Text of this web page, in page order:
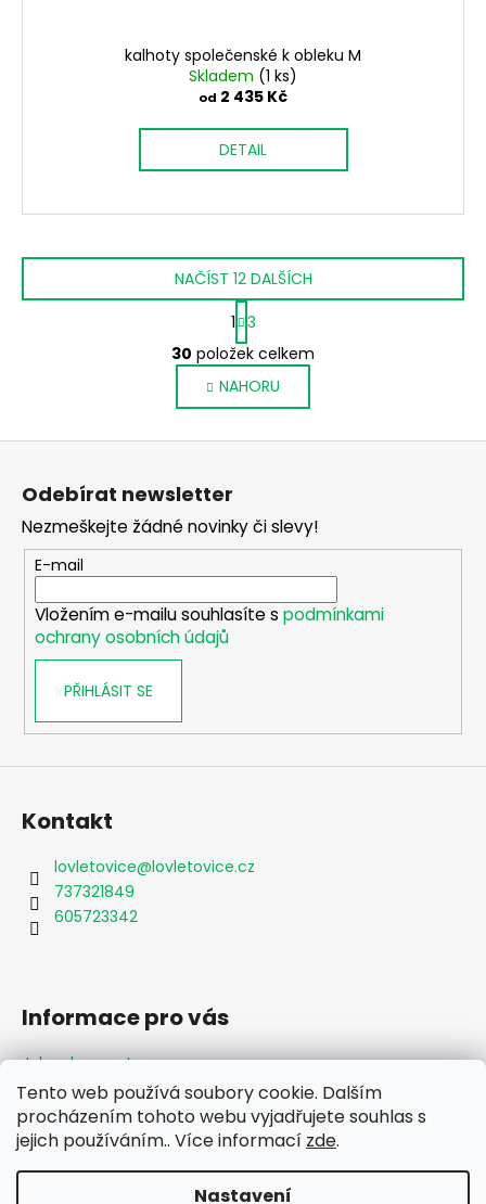
Tento web používá soubory cookie. Dalším
procházením tohoto webu vyjadřujete souhlas s
jejich používáním.. Více informací zde.
Nastavení
kalhoty společenské k obleku M
Skladem (1 ks)
od 2 435 Kč
DETAIL
O
v
l
á
d
p
r
v
k
y
u
NAČÍST 12 DALŠÍCH
S
t
r
á
n
k
o
í
1 3
30 položek celkem
NAHORU
Odebírat newsletter
Nezmeškejte žádné novinky či slevy!
E-mail
Vložením e-mailu souhlasíte s podmínkami
ochrany osobních údajů
PŘIHLÁSIT SE
Kontakt
lovletovice@lovletovice.cz
737321849
605723342
Informace pro vás
Jak nakupovat
Obchodní podmínky
Podmínky ochrany osobních údajů
Formulář odstoupení od smlouvy